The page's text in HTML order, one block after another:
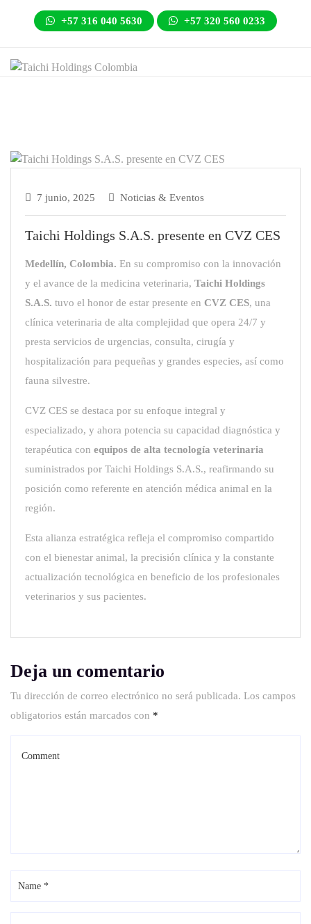
+57 316 040 5630 +57 320 560 0233
7 junio, 2025 Noticias & Eventos
Taichi Holdings S.A.S. presente en CVZ CES
Medellín, Colombia. En su compromiso con la innovación
y el avance de la medicina veterinaria, Taichi Holdings
S.A.S. tuvo el honor de estar presente en CVZ CES, una
clínica veterinaria de alta complejidad que opera 24/7 y
presta servicios de urgencias, consulta, cirugía y
hospitalización para pequeñas y grandes especies, así como
fauna silvestre.
CVZ CES se destaca por su enfoque integral y
especializado, y ahora potencia su capacidad diagnóstica y
terapéutica con equipos de alta tecnología veterinaria
suministrados por Taichi Holdings S.A.S., reafirmando su
posición como referente en atención médica animal en la
región.
Esta alianza estratégica refleja el compromiso compartido
con el bienestar animal, la precisión clínica y la constante
actualización tecnológica en beneficio de los profesionales
veterinarios y sus pacientes.
Deja un comentario
Tu dirección de correo electrónico no será publicada. Los campos
obligatorios están marcados con *